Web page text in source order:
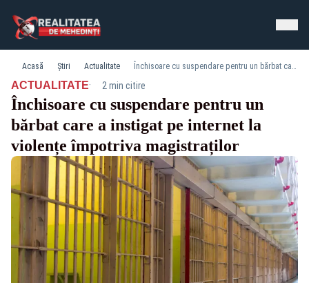
Acasă Știri Actualitate Închisoare cu suspendare pentru un bărbat care a instigat pe internet la violențe împotriva magistraților
ACTUALITATE· 2 min citire
Închisoare cu suspendare pentru un
bărbat care a instigat pe internet la
violențe împotriva magistraților